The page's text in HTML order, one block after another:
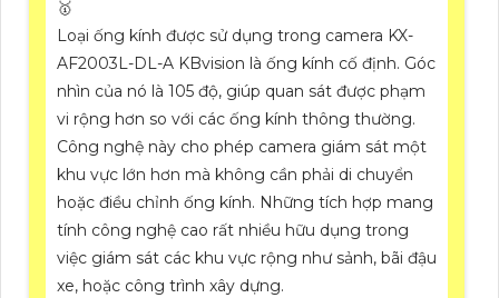
🥇
Loại ống kính được sử dụng trong camera KX-
AF2003L-DL-A KBvision là ống kính cố định. Góc
nhìn của nó là 105 độ, giúp quan sát được phạm
vi rộng hơn so với các ống kính thông thường.
Công nghệ này cho phép camera giám sát một
khu vực lớn hơn mà không cần phải di chuyển
hoặc điều chỉnh ống kính. Những tích hợp mang
tính công nghệ cao rất nhiều hữu dụng trong
việc giám sát các khu vực rộng như sảnh, bãi đậu
xe, hoặc công trình xây dựng.